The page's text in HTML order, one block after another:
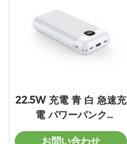
22.5W 充電 青 白 急速充
電 パワーバンク
10000mAh ポータブル
お問い合わせ